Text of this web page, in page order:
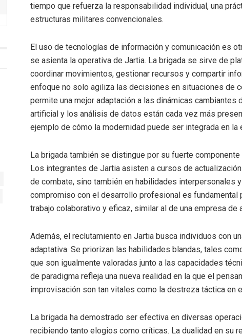
tiempo que refuerza la responsabilidad individual, una
estructuras militares convencionales.
El uso de tecnologías de información y comunicación es
se asienta la operativa de Jartia. La brigada se sirve de
coordinar movimientos, gestionar recursos y compartir
enfoque no solo agiliza las decisiones en situaciones de
permite una mejor adaptación a las dinámicas cambiantes
artificial y los análisis de datos están cada vez más
ejemplo de cómo la modernidad puede ser integrada en la
La brigada también se distingue por su fuerte
Los integrantes de Jartia asisten a cursos de
de combate, sino también en habilidades interpersonales
compromiso con el desarrollo profesional es fundamental
trabajo colaborativo y eficaz, similar al de una empresa de
Además, el reclutamiento en Jartia busca individuos con
adaptativa. Se priorizan las habilidades blandas, tales
que son igualmente valoradas junto a las capacidades
de paradigma refleja una nueva realidad en la que el
improvisación son tan vitales como la destreza táctica en
La brigada ha demostrado ser efectiva en diversas
recibiendo tanto elogios como críticas. La dualidad en su